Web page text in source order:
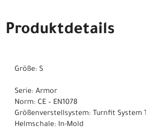
Produktdetails
Größe: S
Serie: Armor
Norm: CE – EN1078
Größenverstellsystem: Turnfit System
Helmschale: In-Mold